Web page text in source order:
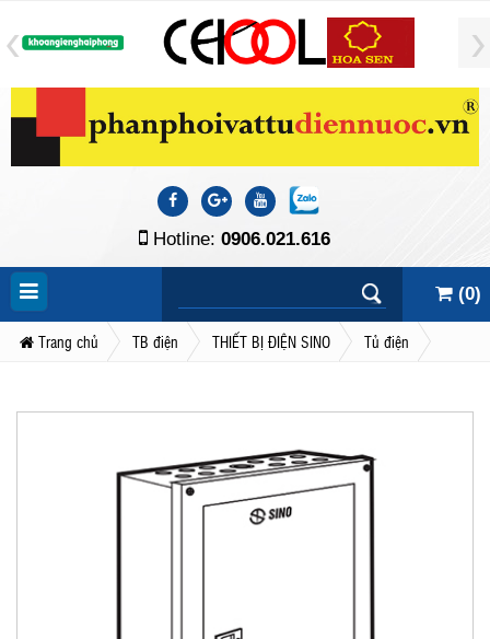
Hotline: 0906.021.616
(0)
Trang chủ TB điện THIẾT BỊ ĐIỆN SINO Tủ điện